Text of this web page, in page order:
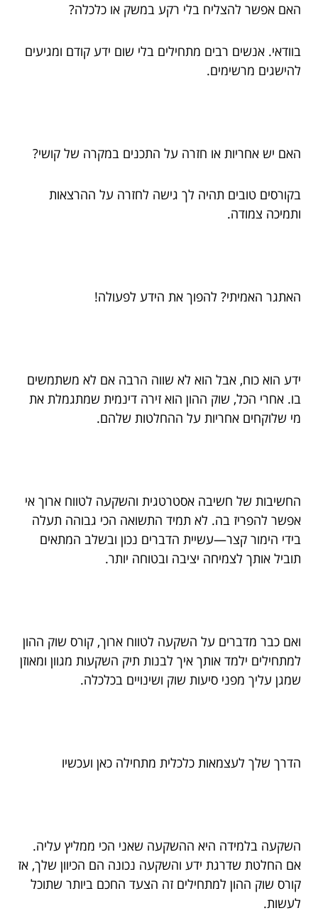
האם אפשר להצליח בלי רקע במשק או כלכלה?
בוודאי. אנשים רבים מתחילים בלי שום ידע קודם ומגיעים
להישגים מרשימים.
האם יש אחריות או חזרה על התכנים במקרה של קושי?
בקורסים טובים תהיה לך גישה לחזרה על ההרצאות
ותמיכה צמודה.
האתגר האמיתי? להפוך את הידע לפעולה!
ידע הוא כוח, אבל הוא לא שווה הרבה אם לא משתמשים
בו. אחרי הכל, שוק ההון הוא זירה דינמית שמתגמלת את
מי שלוקחים אחריות על ההחלטות שלהם.
החשיבות של חשיבה אסטרטגית והשקעה לטווח ארוך אי
אפשר להפריז בה. לא תמיד התשואה הכי גבוהה תעלה
בידי הימור קצר—עשיית הדברים נכון ובשלב המתאים
תוביל אותך לצמיחה יציבה ובטוחה יותר.
ואם כבר מדברים על השקעה לטווח ארוך, קורס שוק ההון
למתחילים ילמד אותך איך לבנות תיק השקעות מגוון ומאוזן
שמגן עליך מפני סיעות שוק ושינויים בכלכלה.
הדרך שלך לעצמאות כלכלית מתחילה כאן ועכשיו
השקעה בלמידה היא ההשקעה שאני הכי ממליץ עליה.
אם החלטת שדרגת ידע והשקעה נכונה הם הכיוון שלך, אז
קורס שוק ההון למתחילים זה הצעד החכם ביותר שתוכל
לעשות.